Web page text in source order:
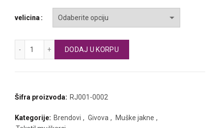
1.600 RSD.
velicina
DODAJ U KORPU
Šifra proizvoda: RJ001-0002
Kategorije: Brendovi , Givova , Muške jakne ,